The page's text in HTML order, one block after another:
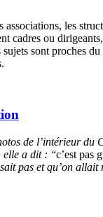
les
cadres ou
sont proches
de l’intérieur du
a dit : ‘‘c’est pas
pas et qu’on